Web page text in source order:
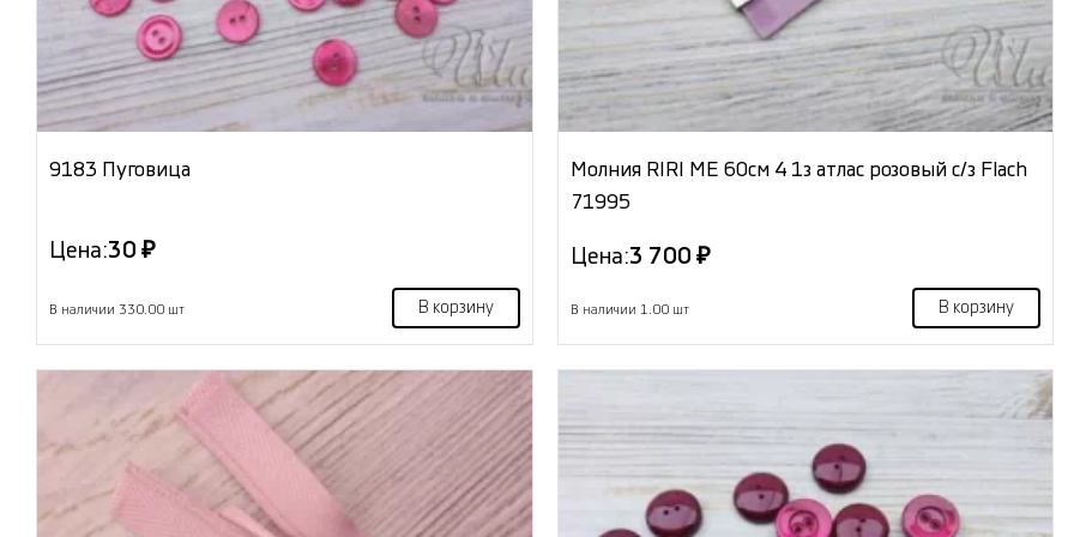
9183 Пуговица
Цена:30 ₽
В наличии 330.00 шт В корзину
Молния RIRI МЕ 60см 4 1з атлас розовый с/з Flach
71995
Цена:3 700 ₽
В наличии 1.00 шт В корзину